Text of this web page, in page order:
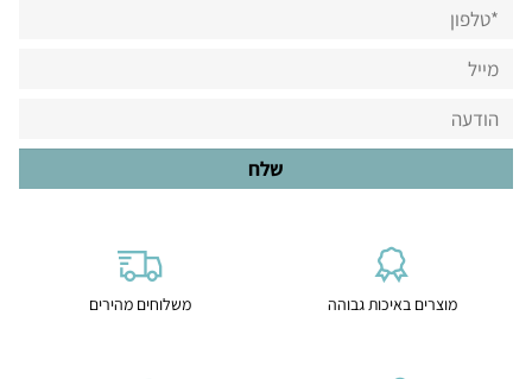
מוצרים באיכות גבוהה משלוחים מהירים